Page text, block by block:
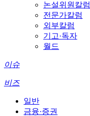
논설위원칼럼
전문가칼럼
외부칼럼
기고·독자
월드
이슈
비즈
일반
금융·증권